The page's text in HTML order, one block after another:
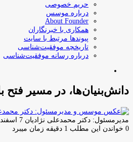
حریم خصوصی
درباره موسس
About Founder
همکاری با خبرنگاران
پیوندها مرتبط با سایت
تاریخچه موفقیت‌شناسی
درباره رسانه موفقیت‌شناسی
دانش‌بنیان‌ها، در مسیر فتح
مدیرمسئول: دکتر محمدعلی نژادیان ارسال
ایمیل
7 اسفند 1403 15:21
0 خواندن این مطلب 1 دقیقه زمان میبرد